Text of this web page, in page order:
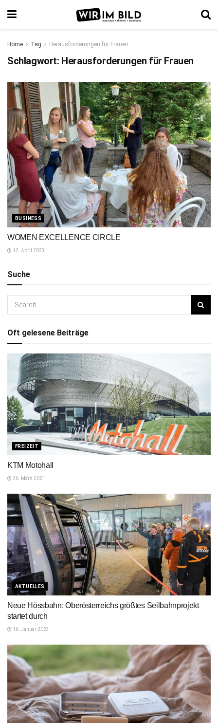
Home Tag Herausforderungen für Frauen
Schlagwort: Herausforderungen für Frauen
BUSINESS
WOMEN EXCELLENCE CIRCLE
12. April 2023
Suche
Oft gelesene Beiträge
FREIZEIT
KTM Motohall
26. März 2021
AKTUELLES
Neue Hössbahn: Oberösterreichs größtes Seilbahnprojekt
startet durch
16. Januar 2023